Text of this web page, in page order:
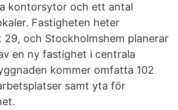
kontorsytor och ett antal
Fastigheten heter
29, och Stockholmshem planerar
en ny fastighet i centrala
kommer omfatta 102
samt yta för